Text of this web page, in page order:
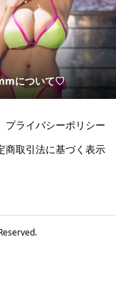
について♡
プライバシーポリシー
商取引法に基づく表示